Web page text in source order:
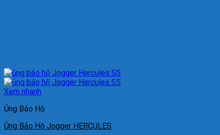
Xem nhanh
Ủng Bảo Hộ
Ủng Bảo Hộ Jogger HERCULES